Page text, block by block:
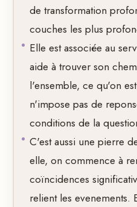
de transformation
couches les plus
Elle est associée au
aide à trouver son
l'ensemble, ce qu'on
n'impose pas de
conditions de la
C'est aussi une pierre
elle, on commence à
coïncidences
relient les evenements.